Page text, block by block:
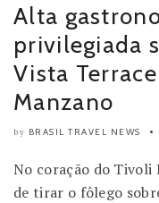
Alta
privilegiada
Vista
Manzano
by BRASIL TRAVEL NEWS
No coração do Tivoli
de tirar o fôlego